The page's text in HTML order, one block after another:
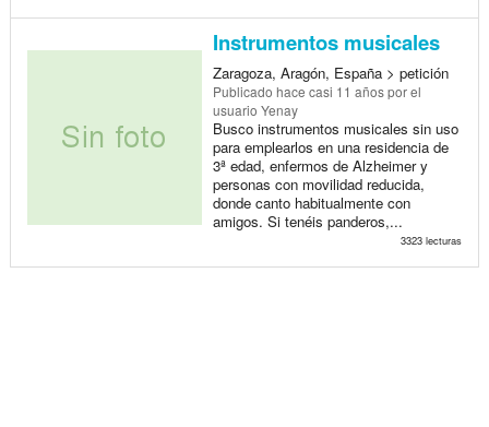
Instrumentos musicales
Zaragoza, Aragón, España > petición
Publicado hace casi 11 añospor el
usuario Yenay
Busco instrumentos musicales sin uso
para emplearlos en una residencia de
3ª edad, enfermos de Alzheimer y
personas con movilidad reducida,
donde canto habitualmente con
amigos. Si tenéis panderos,...
3323 lecturas